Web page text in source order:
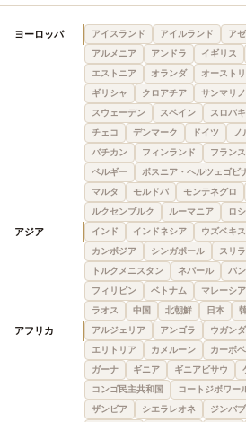
ヨーロッパ アイスランド アイルランド ア
アルメニア
アンドラ イギリス
エストニア
オランダ オースト
ギリシャ
クロアチア サンマリノ
スウェーデン
スペイン スロバ
チェコ
デンマーク ドイツ ノ
バチカン
フィンランド フランス
ベルギー
ボスニア・ヘルツェゴビ
マルタ
モルドバ モンテネグロ
ルクセンブルク
ルーマニア ロ
アジア インド インドネシア ウズベキ
カンボジア
シンガポール スリ
トルクメニスタン
ネパール バ
フィリピン
ベトナム マレーシア
ラオス
中国 北朝鮮 日本
アフリカ アルジェリア アンゴラ ウガンダ
エリトリア
カメルーン カーボ
ガーナ
ギニア ギニアビサウ
コンゴ民主共和国
コートジボワー
ザンビア
シエラレオネ ジンバ